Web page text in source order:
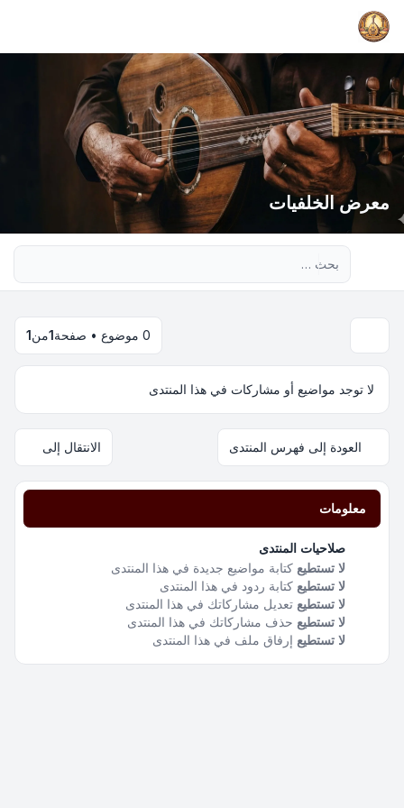
معرض الخلفيات
0 موضوع • صفحة 1من1
لا توجد مواضيع أو مشاركات في هذا المنتدى
العودة إلى فهرس المنتدى الانتقال إلى
معلومات
صلاحيات المنتدى
لا تستطيع كتابة مواضيع جديدة في هذا المنتدى
لا تستطيع كتابة ردود في هذا المنتدى
لا تستطيع تعديل مشاركاتك في هذا المنتدى
لا تستطيع حذف مشاركاتك في هذا المنتدى
لا تستطيع إرفاق ملف في هذا المنتدى